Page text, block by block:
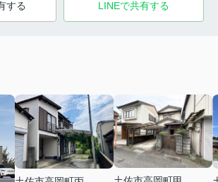
する LINEで共有する